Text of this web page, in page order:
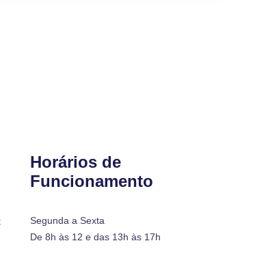
Horários de
Funcionamento
Segunda a Sexta
De 8h às 12 e das 13h às 17h